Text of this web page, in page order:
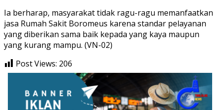
Ia berharap, masyarakat tidak ragu-ragu memanfaatkan
jasa Rumah Sakit Boromeus karena standar pelayanan
yang diberikan sama baik kepada yang kaya maupun
yang kurang mampu. (VN-02)
Post Views: 206